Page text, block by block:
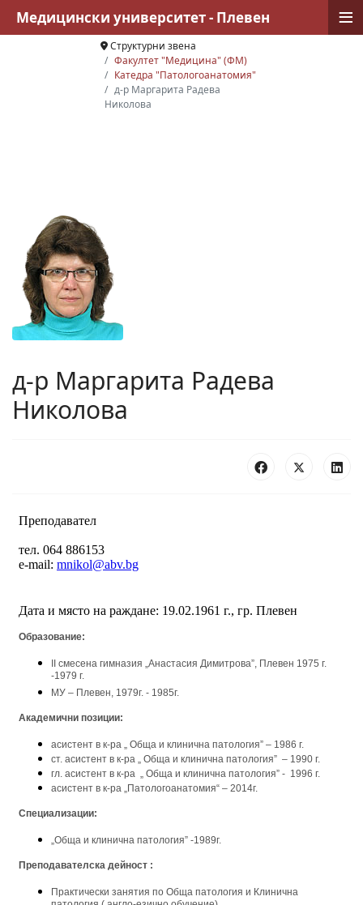
Структурни звена
Факултет "Медицина" (ФМ)
Катедра "Патологоанатомия"
д-р Маргарита Радева
Николова
д-р Маргарита Радева
Николова
Медицински университет - Плевен ≡